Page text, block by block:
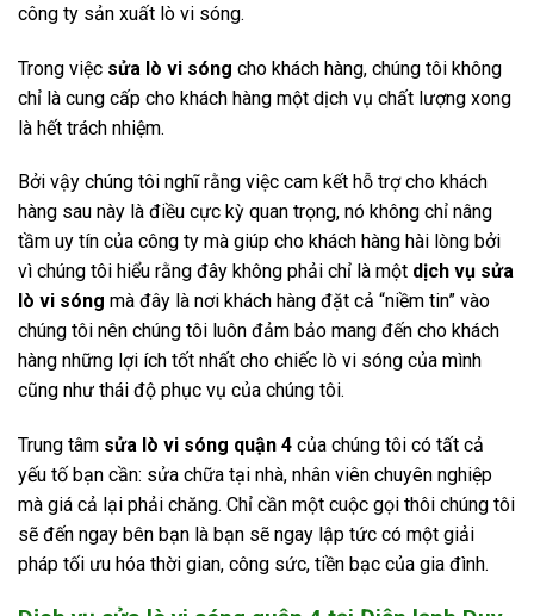
công ty sản xuất lò vi sóng.
Trong việc sửa lò vi sóng cho khách hàng, chúng tôi không
chỉ là cung cấp cho khách hàng một dịch vụ chất lượng xong
là hết trách nhiệm.
Bởi vậy chúng tôi nghĩ rằng việc cam kết hỗ trợ cho khách
hàng sau này là điều cực kỳ quan trọng, nó không chỉ nâng
tầm uy tín của công ty mà giúp cho khách hàng hài lòng bởi
vì chúng tôi hiểu rằng đây không phải chỉ là một dịch vụ sửa
lò vi sóng mà đây là nơi khách hàng đặt cả “niềm tin” vào
chúng tôi nên chúng tôi luôn đảm bảo mang đến cho khách
hàng những lợi ích tốt nhất cho chiếc lò vi sóng của mình
cũng như thái độ phục vụ của chúng tôi.
Trung tâm sửa lò vi sóng quận 4 của chúng tôi có tất cả
yếu tố bạn cần: sửa chữa tại nhà, nhân viên chuyên nghiệp
mà giá cả lại phải chăng. Chỉ cần một cuộc gọi thôi chúng tôi
sẽ đến ngay bên bạn là bạn sẽ ngay lập tức có một giải
pháp tối ưu hóa thời gian, công sức, tiền bạc của gia đình.